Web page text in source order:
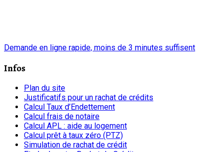
Demande en ligne rapide, moins de 3 minutes suffisent
Infos
Plan du site
Justificatifs pour un rachat de crédits
Calcul Taux d’Endettement
Calcul frais de notaire
Calcul APL : aide au logement
Calcul prêt à taux zéro (PTZ)
Simulation de rachat de crédit